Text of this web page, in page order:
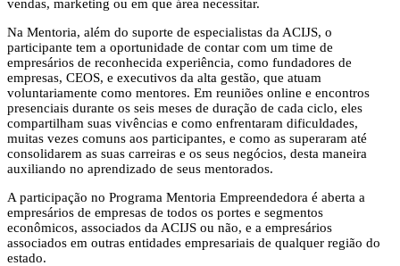
vendas, marketing ou em que área necessitar.
Na Mentoria, além do suporte de especialistas da ACIJS, o
participante tem a oportunidade de contar com um time de
empresários de reconhecida experiência, como fundadores de
empresas, CEOS, e executivos da alta gestão, que atuam
voluntariamente como mentores. Em reuniões online e encontros
presenciais durante os seis meses de duração de cada ciclo, eles
compartilham suas vivências e como enfrentaram dificuldades,
muitas vezes comuns aos participantes, e como as superaram até
consolidarem as suas carreiras e os seus negócios, desta maneira
auxiliando no aprendizado de seus mentorados.
A participação no Programa Mentoria Empreendedora é aberta a
empresários de empresas de todos os portes e segmentos
econômicos, associados da ACIJS ou não, e a empresários
associados em outras entidades empresariais de qualquer região do
estado.